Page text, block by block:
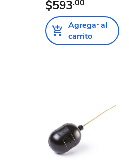
metros
$593.00
Agregar al
carrito